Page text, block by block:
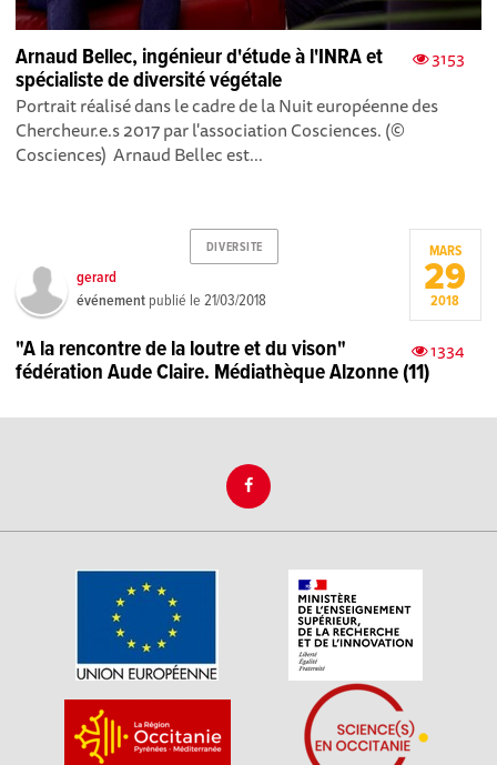
3153
Arnaud Bellec, ingénieur d'étude à l'INRA et
spécialiste de diversité végétale
Portrait réalisé dans le cadre de la Nuit européenne des
Chercheur.e.s 2017 par l'association Cosciences. (©
Cosciences) Arnaud Bellec est...
DIVERSITE
gerard
événement publié le21/03/2018
MARS
29
2018
1334
"A la rencontre de la loutre et du vison"
fédération Aude Claire. Médiathèque Alzonne (11)